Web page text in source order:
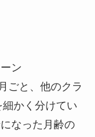
ン
ごと、他のクラ
かく分けてい
なった月齢の